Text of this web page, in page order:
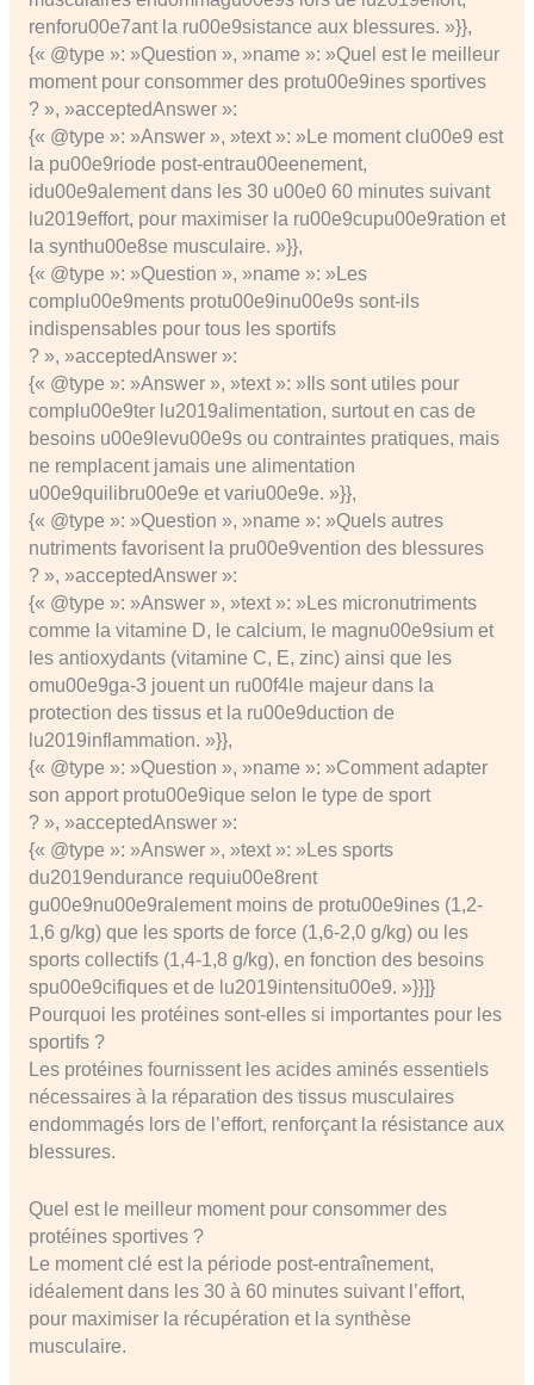
renforu00e7ant la ru00e9sistance aux blessures. »}},
{« @type »: »Question », »name »: »Quel est le meilleur
moment pour consommer des protu00e9ines sportives
? », »acceptedAnswer »:
{« @type »: »Answer », »text »: »Le moment clu00e9 est
la pu00e9riode post-entrau00eenement,
idu00e9alement dans les 30 u00e0 60 minutes suivant
lu2019effort, pour maximiser la ru00e9cupu00e9ration et
la synthu00e8se musculaire. »}},
{« @type »: »Question », »name »: »Les
complu00e9ments protu00e9inu00e9s sont-ils
indispensables pour tous les sportifs
? », »acceptedAnswer »:
{« @type »: »Answer », »text »: »Ils sont utiles pour
complu00e9ter lu2019alimentation, surtout en cas de
besoins u00e9levu00e9s ou contraintes pratiques, mais
ne remplacent jamais une alimentation
u00e9quilibru00e9e et variu00e9e. »}},
{« @type »: »Question », »name »: »Quels autres
nutriments favorisent la pru00e9vention des blessures
? », »acceptedAnswer »:
{« @type »: »Answer », »text »: »Les micronutriments
comme la vitamine D, le calcium, le magnu00e9sium et
les antioxydants (vitamine C, E, zinc) ainsi que les
omu00e9ga-3 jouent un ru00f4le majeur dans la
protection des tissus et la ru00e9duction de
lu2019inflammation. »}},
{« @type »: »Question », »name »: »Comment adapter
son apport protu00e9ique selon le type de sport
? », »acceptedAnswer »:
{« @type »: »Answer », »text »: »Les sports
du2019endurance requiu00e8rent
gu00e9nu00e9ralement moins de protu00e9ines (1,2-
1,6 g/kg) que les sports de force (1,6-2,0 g/kg) ou les
sports collectifs (1,4-1,8 g/kg), en fonction des besoins
spu00e9cifiques et de lu2019intensitu00e9. »}}]}
Pourquoi les protéines sont-elles si importantes pour les
sportifs ?
Les protéines fournissent les acides aminés essentiels
nécessaires à la réparation des tissus musculaires
endommagés lors de l’effort, renforçant la résistance aux
blessures.
Quel est le meilleur moment pour consommer des
protéines sportives ?
Le moment clé est la période post-entraînement,
idéalement dans les 30 à 60 minutes suivant l’effort,
pour maximiser la récupération et la synthèse
musculaire.